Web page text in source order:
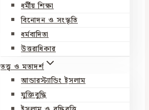
ধর্মীয় শিক্ষা
বিনোদন ও সংস্কৃতি
ধর্মবাদিতা
উত্তরাধিকার
তত্ত্ব ও মতাদর্শ
আন্ডারস্ট্যান্ডিং ইসলাম
যুক্তিবুদ্ধি